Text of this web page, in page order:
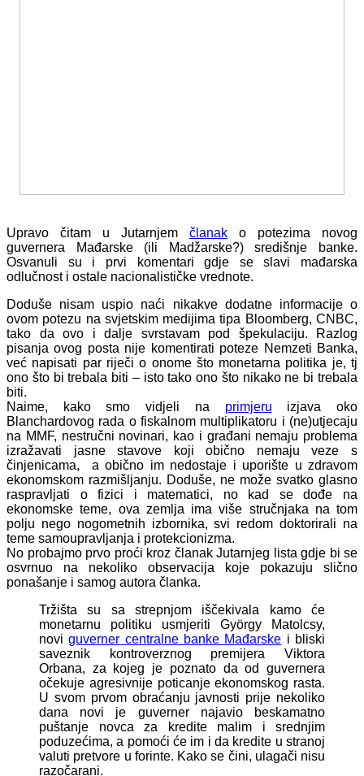
Upravo čitam u Jutarnjem članak o potezima novog
guvernera Mađarske (ili Madžarske?) središnje banke.
Osvanuli su i prvi komentari gdje se slavi mađarska
odlučnost i ostale nacionalističke vrednote.
Doduše nisam uspio naći nikakve dodatne informacije o
ovom potezu na svjetskim medijima tipa Bloomberg, CNBC,
tako da ovo i dalje svrstavam pod špekulaciju. Razlog
pisanja ovog posta nije komentirati poteze Nemzeti Banka,
već napisati par riječi o onome što monetarna politika je, tj
ono što bi trebala biti – isto tako ono što nikako ne bi trebala
biti.
Naime, kako smo vidjeli na primjeru izjava oko
Blanchardovog rada o fiskalnom multiplikatoru i (ne)utjecaju
na MMF, nestručni novinari, kao i građani nemaju problema
izražavati jasne stavove koji obično nemaju veze s
činjenicama, a obično im nedostaje i uporište u zdravom
ekonomskom razmišljanju. Doduše, ne može svatko glasno
raspravljati o fizici i matematici, no kad se dođe na
ekonomske teme, ova zemlja ima više stručnjaka na tom
polju nego nogometnih izbornika, svi redom doktorirali na
teme samoupravljanja i protekcionizma.
No probajmo prvo proći kroz članak Jutarnjeg lista gdje bi se
osvrnuo na nekoliko observacija koje pokazuju slično
ponašanje i samog autora članka.
Tržišta su sa strepnjom iščekivala kamo će
monetarnu politiku usmjeriti György Matolcsy,
noviguverner centralne banke Mađarske i bliski
saveznik kontroverznog premijera Viktora
Orbana, za kojeg je poznato da od guvernera
očekuje agresivnije poticanje ekonomskog rasta.
U svom prvom obraćanju javnosti prije nekoliko
dana novi je guverner najavio beskamatno
puštanje novca za kredite malim i srednjim
poduzećima, a pomoći će im i da kredite u stranoj
valuti pretvore u forinte. Kako se čini, ulagači nisu
razočarani.